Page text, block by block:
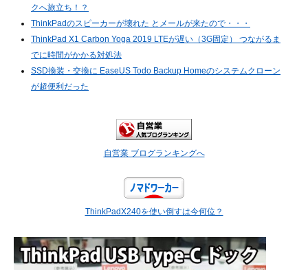
クへ旅立ち！？
ThinkPadのスピーカーが壊れた とメールが来たので・・・
ThinkPad X1 Carbon Yoga 2019 LTEが遅い（3G固定） つながるま
でに時間がかかる対処法
SSD換装・交換に EaseUS Todo Backup Homeのシステムクローン
が超便利だった
自営業 ブログランキングへ
ThinkPadX240を使い倒すは今何位？